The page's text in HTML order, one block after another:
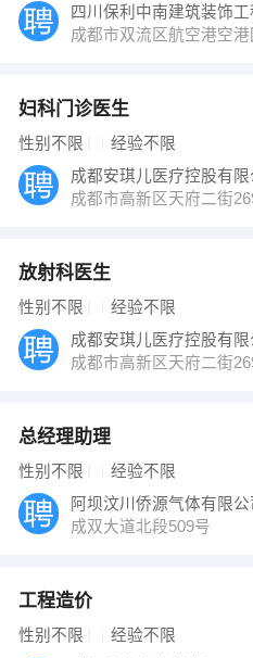
成都市双流区航空港空
妇科门诊医生
性别不限 经验不限
成都安琪儿医疗控股有限
成都市高新区天府二街
放射科医生
性别不限 经验不限
成都安琪儿医疗控股有限
成都市高新区天府二街
总经理助理
性别不限 经验不限
阿坝汶川侨源气体有限公
成双大道北段509号
工程造价
性别不限 经验不限